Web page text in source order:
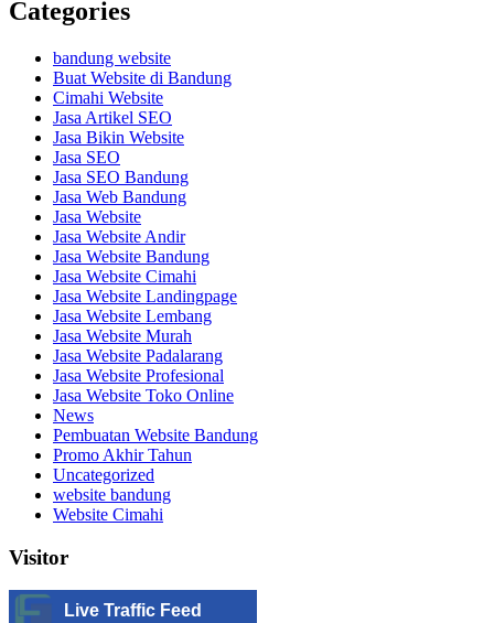
Categories
bandung website
Buat Website di Bandung
Cimahi Website
Jasa Artikel SEO
Jasa Bikin Website
Jasa SEO
Jasa SEO Bandung
Jasa Web Bandung
Jasa Website
Jasa Website Andir
Jasa Website Bandung
Jasa Website Cimahi
Jasa Website Landingpage
Jasa Website Lembang
Jasa Website Murah
Jasa Website Padalarang
Jasa Website Profesional
Jasa Website Toko Online
News
Pembuatan Website Bandung
Promo Akhir Tahun
Uncategorized
website bandung
Website Cimahi
Visitor
Live Traffic Feed